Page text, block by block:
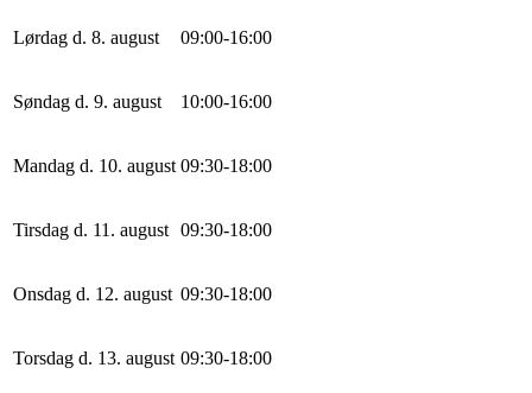
Lørdag d. 8. august 09:00-16:00
Søndag d. 9. august 10:00-16:00
Mandag d. 10. august 09:30-18:00
Tirsdag d. 11. august 09:30-18:00
Onsdag d. 12. august 09:30-18:00
Torsdag d. 13. august 09:30-18:00